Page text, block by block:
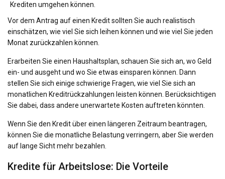
Krediten umgehen können.
Vor dem Antrag auf einen Kredit sollten Sie auch realistisch
einschätzen, wie viel Sie sich leihen können und wie viel Sie jeden
Monat zurückzahlen können.
Erarbeiten Sie einen Haushaltsplan, schauen Sie sich an, wo Geld
ein- und ausgeht und wo Sie etwas einsparen können. Dann
stellen Sie sich einige schwierige Fragen, wie viel Sie sich an
monatlichen Kreditrückzahlungen leisten können. Berücksichtigen
Sie dabei, dass andere unerwartete Kosten auftreten könnten.
Wenn Sie den Kredit über einen längeren Zeitraum beantragen,
können Sie die monatliche Belastung verringern, aber Sie werden
auf lange Sicht mehr bezahlen.
Kredite für Arbeitslose: Die Vorteile